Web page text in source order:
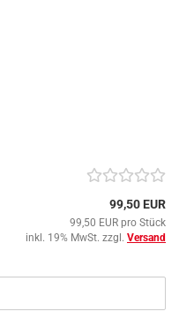
99,50 EUR
99,50 EUR pro Stück
inkl. 19% MwSt. zzgl. Versand